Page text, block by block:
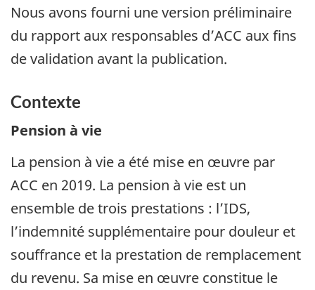
Nous avons fourni une version préliminaire
du rapport aux responsables d’ACC aux fins
de validation avant la publication.
Contexte
Pension à vie
La pension à vie a été mise en œuvre par
ACC en 2019. La pension à vie est un
ensemble de trois prestations : l’IDS,
l’indemnité supplémentaire pour douleur et
souffrance et la prestation de remplacement
du revenu. Sa mise en œuvre constitue le